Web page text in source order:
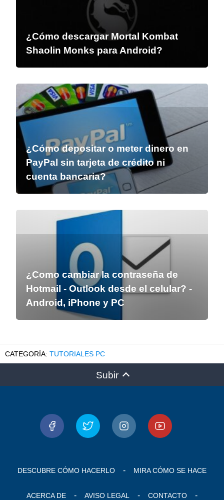
¿Cómo descargar Mortal Kombat
Shaolin Monks para Android?
¿Cómo depositar o meter dinero en
PayPal sin tarjeta de crédito ni
cuenta bancaria?
¿Como cambiar la contraseña de
Hotmail - Outlook desde el celular? -
Android, iPhone y PC
TUTORIALES PC
Subir
DESCUBRE CÓMO HACERLO MIRA CÓMO SE HACE
ACERCA DE AVISO LEGAL CONTACTO